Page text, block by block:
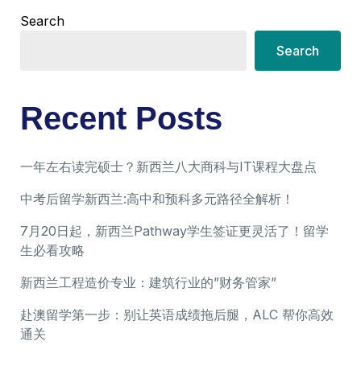
Search
Search
Recent Posts
一年左右读完硕士？新西兰八大商科与IT课程大盘点
中考后留学新西兰:高中和预科多元路径全解析！
7月20日起，新西兰Pathway学生签证更灵活了！留学
生必看攻略
新西兰工程造价专业：建筑行业的”财务管家”
赴澳留学第一步：别让英语成绩拖后腿，ALC 帮你高效
通关